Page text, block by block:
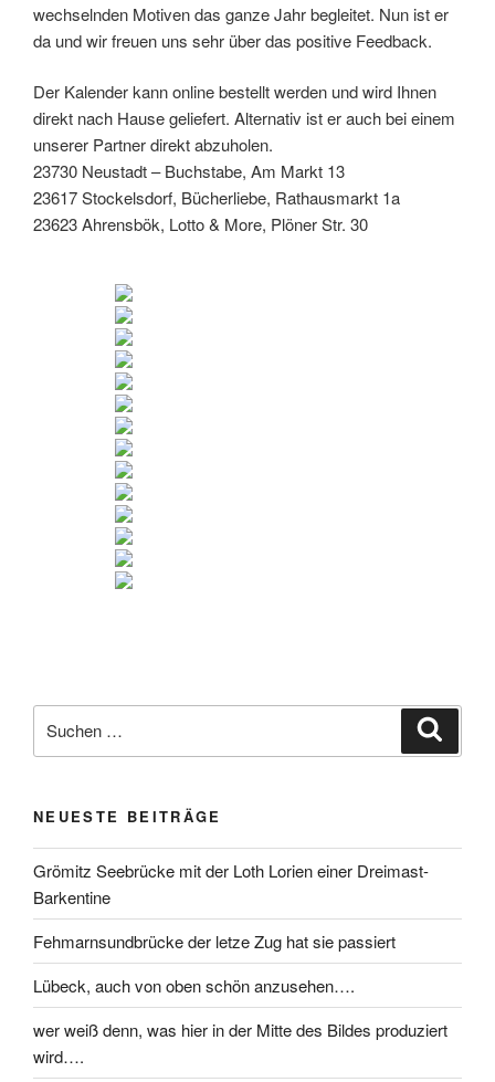
wechselnden Motiven das ganze Jahr begleitet. Nun ist er
da und wir freuen uns sehr über das positive Feedback.
Der Kalender kann online bestellt werden und wird Ihnen
direkt nach Hause geliefert. Alternativ ist er auch bei einem
unserer Partner direkt abzuholen.
23730 Neustadt – Buchstabe, Am Markt 13
23617 Stockelsdorf, Bücherliebe, Rathausmarkt 1a
23623 Ahrensbök, Lotto & More, Plöner Str. 30
NEUESTE BEITRÄGE
Grömitz Seebrücke mit der Loth Lorien einer Dreimast-
Barkentine
Fehmarnsundbrücke der letze Zug hat sie passiert
Lübeck, auch von oben schön anzusehen….
wer weiß denn, was hier in der Mitte des Bildes produziert
wird….